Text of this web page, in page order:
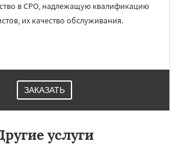
в СРО, надлежащую квалификацию
их качество обслуживания.
ЗАКАЗАТЬ
услуги